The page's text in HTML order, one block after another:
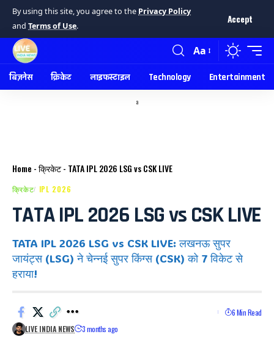
By using this site, you agree to the Privacy Policy
and Terms of Use.
Accept
Aa
बिज़नेस क्रिकेट लाइफस्टाइल Technology Entertainment
a
Home -क्रिकेट- TATA IPL 2026 LSG vs CSK LIVE
क्रिकेट IPL 2026
TATA IPL 2026 LSG vs CSK LIVE
TATA IPL 2026 LSG vs CSK LIVE: लखनऊ सुपर
जायंट्स (LSG) ने चेन्नई सुपर किंग्स (CSK) को 7 विकेट से
हराया!
LIVE INDIA NEWS 3 months ago
6 Min Read